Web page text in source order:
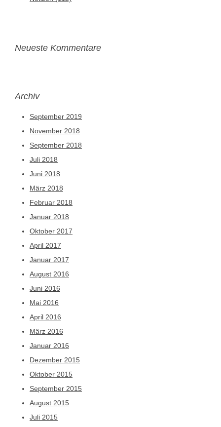
Neueste Kommentare
Archiv
September 2019
November 2018
September 2018
Juli 2018
Juni 2018
März 2018
Februar 2018
Januar 2018
Oktober 2017
April 2017
Januar 2017
August 2016
Juni 2016
Mai 2016
April 2016
März 2016
Januar 2016
Dezember 2015
Oktober 2015
September 2015
August 2015
Juli 2015